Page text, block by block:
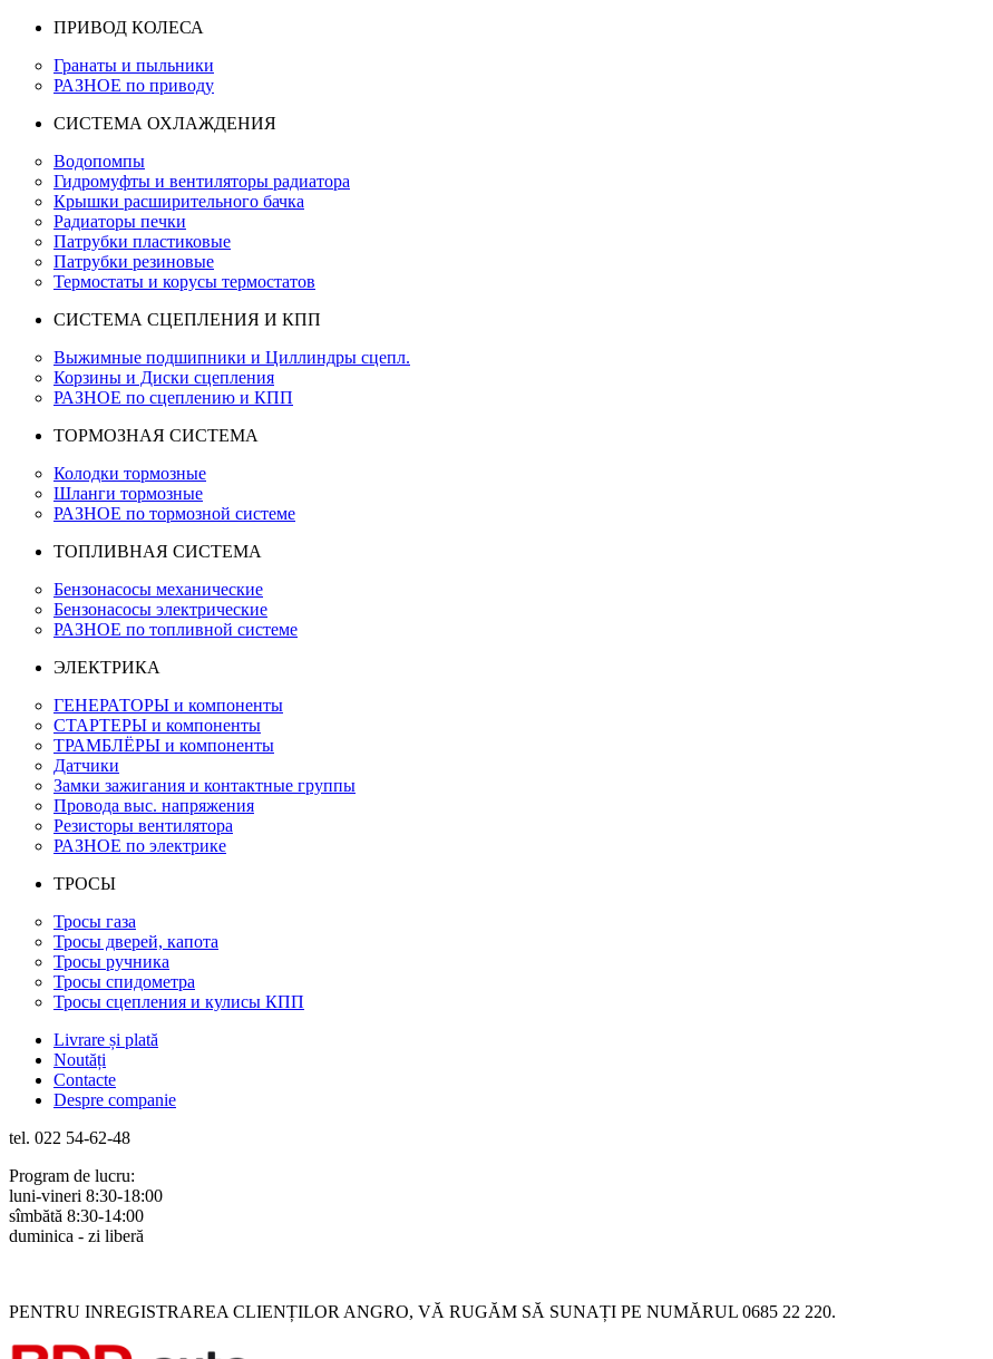
ПРИВОД КОЛЕСА
Гранаты и пыльники
РАЗНОЕ по приводу
СИСТЕМА ОХЛАЖДЕНИЯ
Водопомпы
Гидромуфты и вентиляторы радиатора
Крышки расширительного бачка
Радиаторы печки
Патрубки пластиковые
Патрубки резиновые
Термостаты и корусы термостатов
СИСТЕМА СЦЕПЛЕНИЯ И КПП
Выжимные подшипники и Циллиндры сцепл.
Корзины и Диски сцепления
РАЗНОЕ по сцеплению и КПП
ТОРМОЗНАЯ СИСТЕМА
Колодки тормозные
Шланги тормозные
РАЗНОЕ по тормозной системе
ТОПЛИВНАЯ СИСТЕМА
Бензонасосы механические
Бензонасосы электрические
РАЗНОЕ по топливной системе
ЭЛЕКТРИКА
ГЕНЕРАТОРЫ и компоненты
СТАРТЕРЫ и компоненты
ТРАМБЛЁРЫ и компоненты
Датчики
Замки зажигания и контактные группы
Провода выс. напряжения
Резисторы вентилятора
РАЗНОЕ по электрике
ТРОСЫ
Тросы газа
Тросы дверей, капота
Тросы ручника
Тросы спидометра
Тросы сцепления и кулисы КПП
Livrare și plată
Noutăți
Contacte
Despre companie
tel. 022 54-62-48
Program de lucru:
luni-vineri 8:30-18:00
sîmbătă 8:30-14:00
duminica - zi liberă
PENTRU INREGISTRAREA CLIENȚILOR ANGRO, VĂ RUGĂM SĂ SUNAȚI PE NUMĂRUL 0685 22 220.